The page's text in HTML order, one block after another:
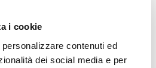
i cookie
contenuti ed
dei social media e per